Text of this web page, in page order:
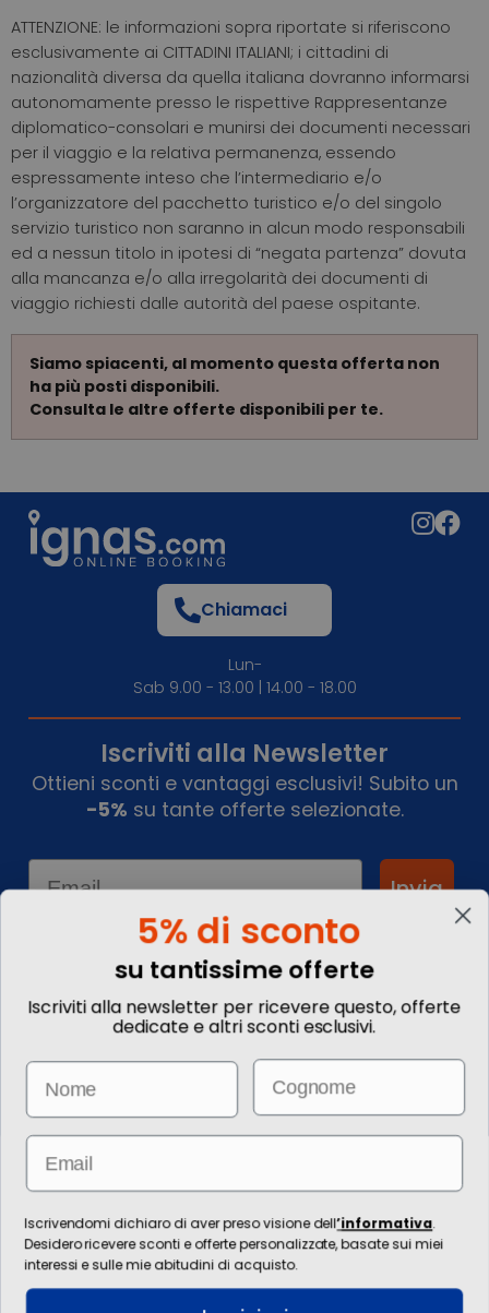
ATTENZIONE: le informazioni sopra riportate si riferiscono
esclusivamente ai CITTADINI ITALIANI; i cittadini di
nazionalità diversa da quella italiana dovranno informarsi
autonomamente presso le rispettive Rappresentanze
diplomatico-consolari e munirsi dei documenti necessari
per il viaggio e la relativa permanenza, essendo
espressamente inteso che l’intermediario e/o
l’organizzatore del pacchetto turistico e/o del singolo
servizio turistico non saranno in alcun modo responsabili
ed a nessun titolo in ipotesi di “negata partenza” dovuta
alla mancanza e/o alla irregolarità dei documenti di
viaggio richiesti dalle autorità del paese ospitante.
Siamo spiacenti, al momento questa offerta non
ha più posti disponibili.
Consulta le altre offerte disponibili per te.
Informazioni
Come prenotare
Informazioni Legali
Chiamaci
Lun-
Sab 9.00 - 13.00 | 14.00 - 18.00
Iscriviti alla Newsletter
Ottieni sconti e vantaggi esclusivi! Subito un
-5% su tante offerte selezionate.
Email
Invia
Le immagini hanno valore puramente illustrativo. I prezzi e le
Per l’erogazione dei servizi di viaggio è responsabile/direzione tecnica
Ignas Tour S.p.A., Largo Cesare Battisti, 28 - 39044 Egna (BZ) - Italia,
P.IVA: 01652670215. È venditore Ignas Tour S.p.A., Largo Cesare Battisti, 28 -
39044 Egna (BZ) - Italia, P.IVA: 01652670215. Capitale sociale
5% di sconto
su tantissime offerte
Iscriviti alla newsletter per ricevere questo, offerte
dedicate e altri sconti esclusivi.
Name Email
Email
Iscrivendomi dichiaro di aver preso visione dell’informativa.
Desidero ricevere sconti e offerte personalizzate, basate sui miei
interessi e sulle mie abitudini di acquisto.